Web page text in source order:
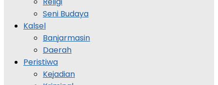
Seni Budaya
Kalsel
Banjarmasin
Daerah
Peristiwa
Kejadian